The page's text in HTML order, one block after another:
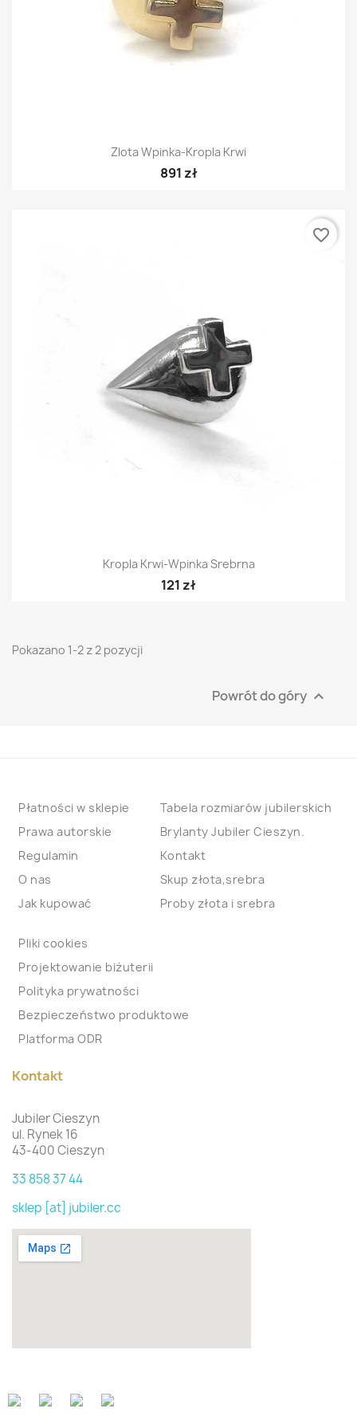
Zlota Wpinka-Kropla Krwi
891 zł
Kropla Krwi-Wpinka Srebrna
121 zł
favorite_border
Pokazano 1-2 z 2 pozycji
Powrót do góry 
Płatności w sklepie
Prawa autorskie
Regulamin
O nas
Jak kupować
Tabela rozmiarów jubilerskich
Brylanty Jubiler Cieszyn.
Kontakt
Skup złota,srebra
Proby złota i srebra
Pliki cookies
Projektowanie biżuterii
Polityka prywatności
Bezpieczeństwo produktowe
Platforma ODR
Kontakt
Jubiler Cieszyn
ul. Rynek 16
43-400 Cieszyn
33 858 37 44
sklep [at] jubiler.cc